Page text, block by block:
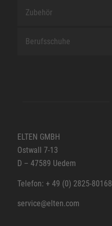
Zubehör
Berufsschuhe
ELTEN GMBH
Ostwall 7-13
D – 47589 Uedem
Telefon: + 49 (0) 2825-80168
service@elten.com